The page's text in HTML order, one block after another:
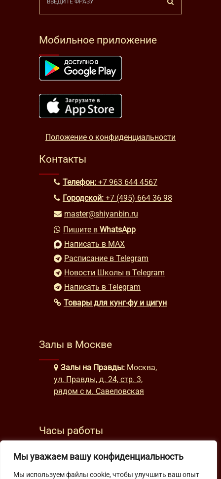
Мы уважаем вашу конфиденциальность
Мы используем файлы cookie, чтобы улучшить ваш опыт
Мобильное приложение
Положение о конфиденциальности
Контакты
Телефон: +7 963 644 4567
Городской: +7 (495) 664 36 98
master@shiyanbin.ru
Пишите в WhatsApp
Написать в MAX
Расписание в Telegram
Новости Школы в Telegram
Написать в Telegram
Товары для кунг-фу и цигун
Залы в Москве
Залы на Правды: Москва,
ул. Правды, д. 24, стр. 3,
рядом с м. Савеловская
Часы работы
будни: с 9:00 до 22:00